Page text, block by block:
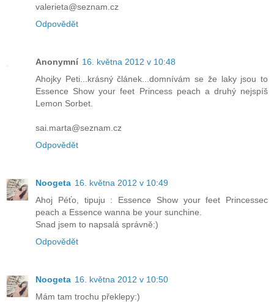
valerieta@seznam.cz
Odpovědět
Anonymní 16. května 2012 v 10:48
Ahojky Peti...krásný článek...domnívám se že laky jsou to
Essence Show your feet Princess peach a druhý nejspíš
Lemon Sorbet.
sai.marta@seznam.cz
Odpovědět
Noogeta 16. května 2012 v 10:49
Ahoj Péťo, tipuju : Essence Show your feet Princessec
peach a Essence wanna be your sunchine.
Snad jsem to napsalá správně:)
Odpovědět
Noogeta 16. května 2012 v 10:50
Mám tam trochu překlepy:)